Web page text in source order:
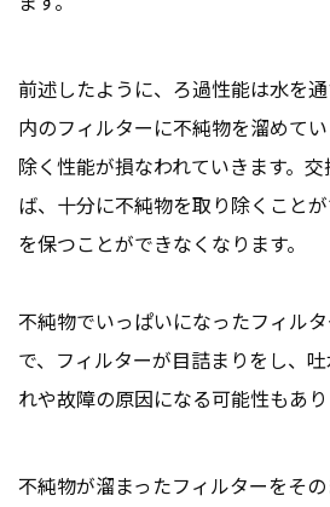
前述したように、ろ過性能は水を
内のフィルターに不純物を溜めて
除く性能が損なわれていきます。
ば、十分に不純物を取り除くこと
を保つことができなくなります。
不純物でいっぱいになったフィル
で、フィルターが目詰まりをし、
れや故障の原因になる可能性もあり
不純物が溜まったフィルターをその